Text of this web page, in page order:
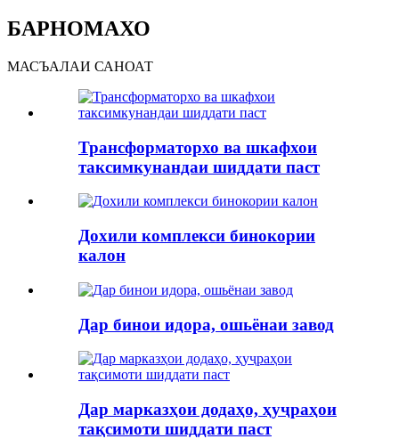
БАРНОМАХО
МАСЪАЛАИ САНОАТ
Трансформаторхо ва шкафхои
таксимкунандаи шиддати паст
Дохили комплекси бинокории
калон
Дар бинои идора, ошьёнаи завод
Дар марказҳои додаҳо, ҳуҷраҳои
тақсимоти шиддати паст